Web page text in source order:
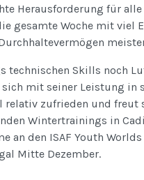
Herausforderung für
gesamte Woche mit viel
technischen Skills noch
mit seiner Leistung in
relativ zufrieden und freut
Wintertrainings in
an den ISAF Youth
Mitte Dezember.